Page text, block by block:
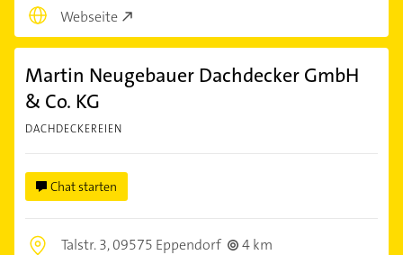
Webseite
Martin Neugebauer Dachdecker GmbH
& Co. KG
DACHDECKEREIEN
Chat starten
Talstr. 3,09575 Eppendorf
4 km